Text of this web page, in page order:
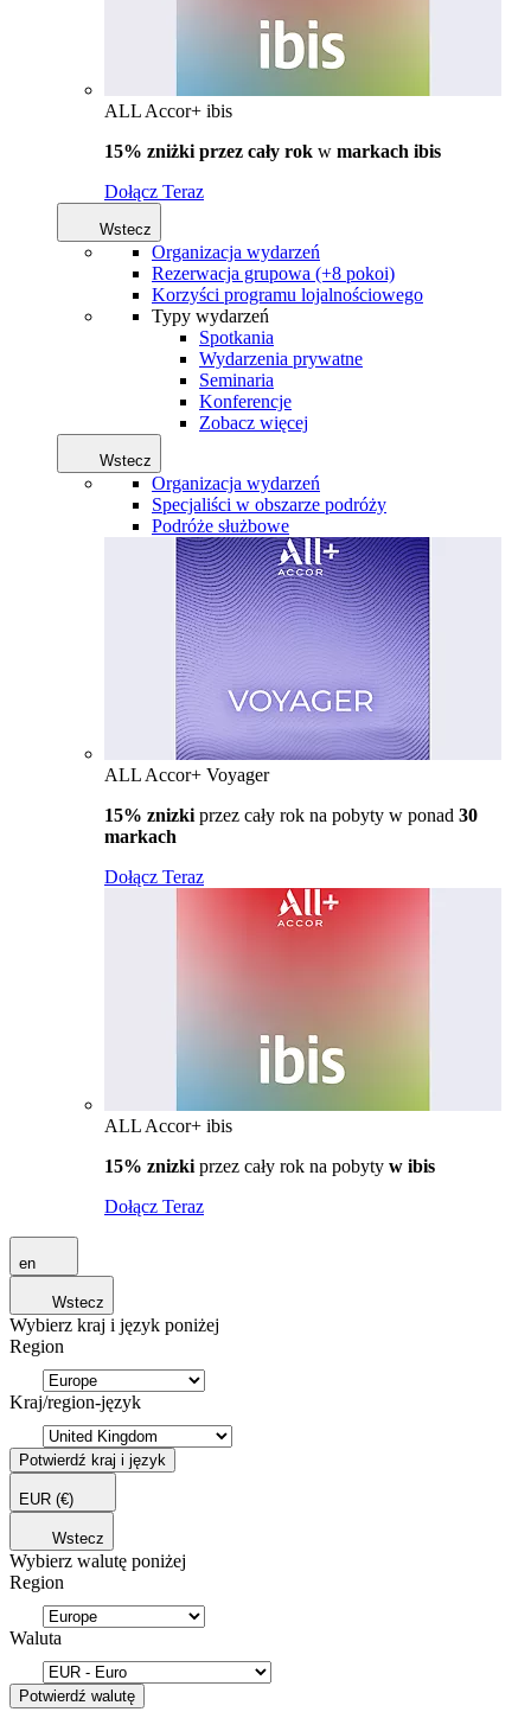
ALL Accor+ ibis
15% zniżki przez cały rok w markach ibis
Dołącz Teraz
Wstecz
Organizacja wydarzeń
Rezerwacja grupowa (+8 pokoi)
Korzyści programu lojalnościowego
Typy wydarzeń
Spotkania
Wydarzenia prywatne
Seminaria
Konferencje
Zobacz więcej
Wstecz
Organizacja wydarzeń
Specjaliści w obszarze podróży
Podróże służbowe
ALL Accor+ Voyager
15% znizki przez cały rok na pobyty w ponad 30
markach
Dołącz Teraz
ALL Accor+ ibis
15% znizki przez cały rok na pobyty w ibis
Dołącz Teraz
en
Wstecz
Wybierz kraj i język poniżej
Region
Kraj/region-język
Potwierdź kraj i język
EUR (€)
Wstecz
Wybierz walutę poniżej
Region
Waluta
Potwierdź walutę